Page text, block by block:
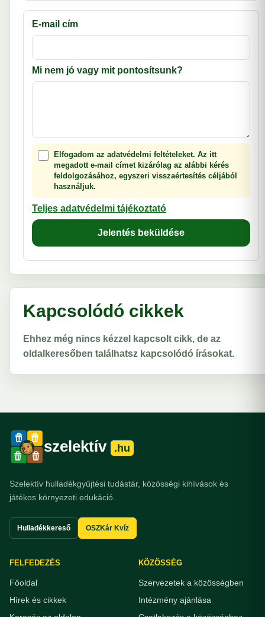
E-mail cím
Mi nem jó vagy mit pontosítsunk?
Elfogadom az adatvédelmi feltételeket. Az itt
megadott e-mail címet kizárólag az alábbi kérés
feldolgozásához, egyszeri visszaértesítés céljából
használjuk.
Teljes adatvédelmi tájékoztató
Jelentés beküldése
Kapcsolódó cikkek
Ehhez még nincs kézzel kapcsolt cikk, de az
oldalkeresőben találhatsz kapcsolódó írásokat.
szelektív .hu
Szelektív hulladékgyűjtési tudástár, közösségi kihívások és
játékos környezeti edukáció.
Hulladékkereső OSZKár Kvíz
FELFEDEZÉS
Főoldal
Hírek és cikkek
KÖZÖSSÉG
Szervezetek a közösségben
Intézmény ajánlása